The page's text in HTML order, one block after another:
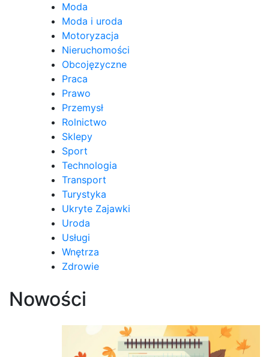
Moda
Moda i uroda
Motoryzacja
Nieruchomości
Obcojęzyczne
Praca
Prawo
Przemysł
Rolnictwo
Sklepy
Sport
Technologia
Transport
Turystyka
Ukryte Zajawki
Uroda
Usługi
Wnętrza
Zdrowie
Nowości